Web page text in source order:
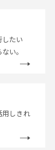
したい
い。
用しきれ